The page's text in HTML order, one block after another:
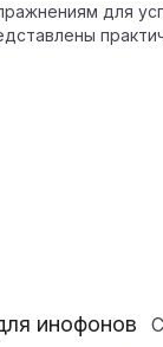
для
инофонов